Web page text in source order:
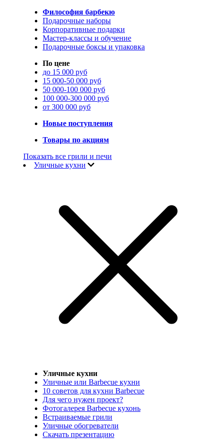
Философия барбекю
Подарочные наборы
Корпоративные подарки
Мастер-классы и обучение
Подарочные боксы и упаковка
По цене
до 15 000 руб
15 000-50 000 руб
50 000-100 000 руб
100 000-300 000 руб
от 300 000 руб
Новые поступления
Товары по акциям
Показать все грили и печи
Уличные кухни
Уличные кухни
Уличные или Barbecue кухни
10 советов для кухни Barbecue
Для чего нужен проект?
Фотогалерея Barbecue кухонь
Встраиваемые грили
Уличные обогреватели
Скачать презентацию